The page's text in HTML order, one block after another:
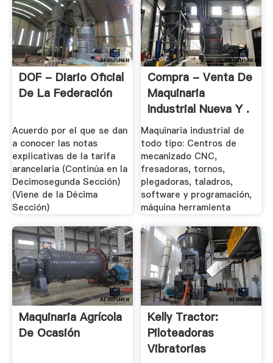
DOF - Diario Oficial
De La Federación
Acuerdo por el que se dan
a conocer las notas
explicativas de la tarifa
arancelaria (Continúa en la
Decimosegunda Sección)
(Viene de la Décima
Sección)
Compra - Venta De
Maquinaria
Industrial Nueva Y .
Maquinaria industrial de
todo tipo: Centros de
mecanizado CNC,
fresadoras, tornos,
plegadoras, taladros,
software y programación,
máquina herramienta
Maquinaria Agrícola
De Ocasión
Kelly Tractor:
Piloteadoras
Vibratorias